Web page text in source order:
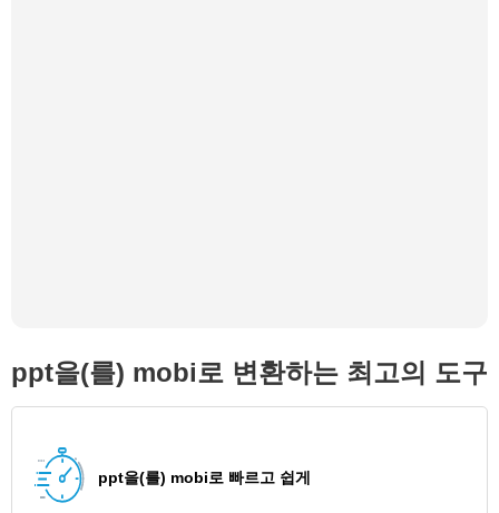
ppt을(를) mobi로 변환하는 최고의 도구
ppt을(를) mobi로 빠르고 쉽게